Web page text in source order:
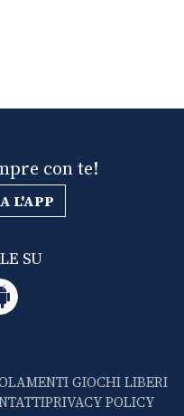
con te!
L'APP
SU
GIOCHI LIBERI
PRIVACY POLICY